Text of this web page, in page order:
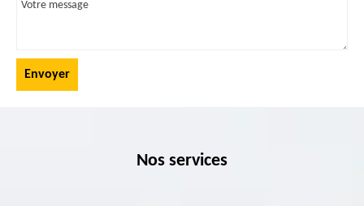
Nos services